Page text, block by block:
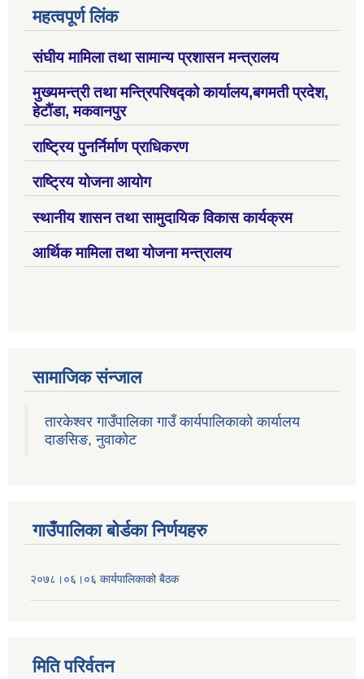
महत्वपूर्ण लिंक
संघीय मामिला तथा सामान्य प्रशासन मन्त्रालय
मुख्यमन्त्री तथा मन्त्रिपरिषद्को कार्यालय,बगमती प्रदेश,
हेटौंडा, मकवानपुर
राष्ट्रिय पुनर्निर्माण प्राधिकरण
राष्ट्रिय योजना आयोग
स्थानीय शासन तथा सामुदायिक विकास कार्यक्रम
आर्थिक मामिला तथा योजना मन्त्रालय
सामाजिक संन्जाल
तारकेश्वर गाउँपालिका गाउँ कार्यपालिकाको कार्यालय
दाङसिङ, नुवाकोट
गाउँपालिका बोर्डका निर्णयहरु
२०७८।०६।०६ कार्यपालिकाको बैठक
मिति परिर्वतन